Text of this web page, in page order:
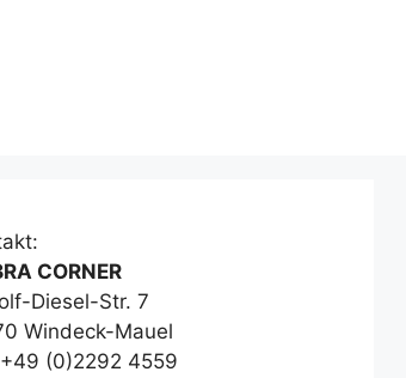
CORNER
Diesel-Str. 7
Windeck-Mauel
(0)2292 4559